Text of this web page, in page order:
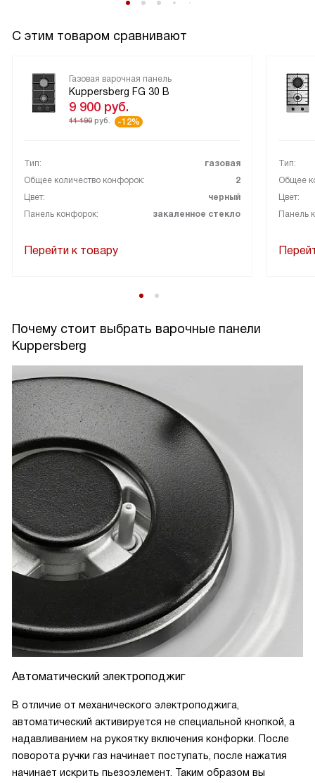
С этим товаром сравнивают
Газовая варочная панель
Kuppersberg FG 30 B
9 900 руб.
11 190 руб. -12%
Тип:
газовая
Общее количество конфорок:
2
Цвет:
черный
Панель конфорок:
закаленное стекло
Перейти к товару
Тип:
Общее
Цвет:
Панель
Почему стоит выбрать варочные панели
Kuppersberg
Автоматический электроподжиг
В отличие от механического электроподжига,
автоматический активируется не специальной кнопкой, а
надавливанием на рукоятку включения конфорки. После
поворота ручки газ начинает поступать, после нажатия
начинает искрить пьезоэлемент. Таким образом вы